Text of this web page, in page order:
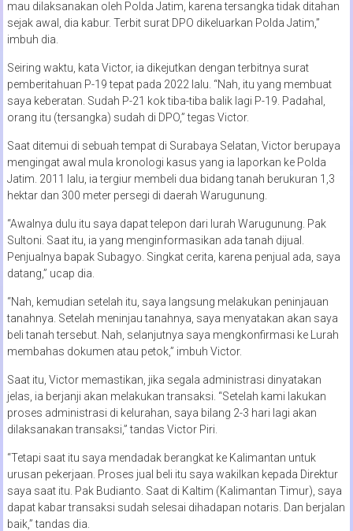
mau dilaksanakan oleh Polda Jatim, karena tersangka tidak ditahan
sejak awal, dia kabur. Terbit surat DPO dikeluarkan Polda Jatim,”
imbuh dia.
Seiring waktu, kata Victor, ia dikejutkan dengan terbitnya surat
pemberitahuan P-19 tepat pada 2022 lalu. “Nah, itu yang membuat
saya keberatan. Sudah P-21 kok tiba-tiba balik lagi P-19. Padahal,
orang itu (tersangka) sudah di DPO,” tegas Victor.
Saat ditemui di sebuah tempat di Surabaya Selatan, Victor berupaya
mengingat awal mula kronologi kasus yang ia laporkan ke Polda
Jatim. 2011 lalu, ia tergiur membeli dua bidang tanah berukuran 1,3
hektar dan 300 meter persegi di daerah Warugunung.
“Awalnya dulu itu saya dapat telepon dari lurah Warugunung. Pak
Sultoni. Saat itu, ia yang menginformasikan ada tanah dijual.
Penjualnya bapak Subagyo. Singkat cerita, karena penjual ada, saya
datang,” ucap dia.
“Nah, kemudian setelah itu, saya langsung melakukan peninjauan
tanahnya. Setelah meninjau tanahnya, saya menyatakan akan saya
beli tanah tersebut. Nah, selanjutnya saya mengkonfirmasi ke Lurah
membahas dokumen atau petok,” imbuh Victor.
Saat itu, Victor memastikan, jika segala administrasi dinyatakan
jelas, ia berjanji akan melakukan transaksi. “Setelah kami lakukan
proses administrasi di kelurahan, saya bilang 2-3 hari lagi akan
dilaksanakan transaksi,” tandas Victor Piri.
“Tetapi saat itu saya mendadak berangkat ke Kalimantan untuk
urusan pekerjaan. Proses jual beli itu saya wakilkan kepada Direktur
saya saat itu. Pak Budianto. Saat di Kaltim (Kalimantan Timur), saya
dapat kabar transaksi sudah selesai dihadapan notaris. Dan berjalan
baik,” tandas dia.